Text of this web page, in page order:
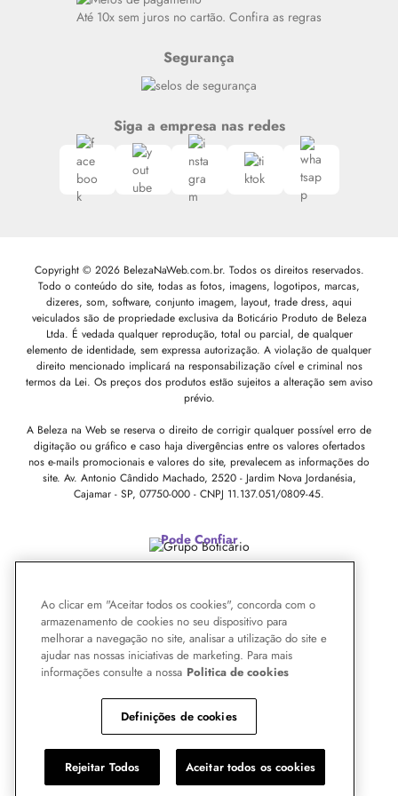
Siga nosso canal no Whatsapp
Até 10x sem juros no cartão. Confira as regras
Segurança
Siga a empresa nas redes
Copyright © 2026 BelezaNaWeb.com.br. Todos os direitos reservados.
Todo o conteúdo do site, todas as fotos, imagens, logotipos, marcas,
dizeres, som, software, conjunto imagem, layout, trade dress, aqui
veiculados são de propriedade exclusiva da Boticário Produto de Beleza
Ltda. É vedada qualquer reprodução, total ou parcial, de qualquer
elemento de identidade, sem expressa autorização. A violação de qualquer
direito mencionado implicará na responsabilização cível e criminal nos
termos da Lei. Os preços dos produtos estão sujeitos a alteração sem aviso
prévio.
A Beleza na Web se reserva o direito de corrigir qualquer possível erro de
digitação ou gráfico e caso haja divergências entre os valores ofertados
nos e-mails promocionais e valores do site, prevalecem as informações do
site. Av. Antonio Cândido Machado, 2520 - Jardim Nova Jordanésia,
Cajamar - SP, 07750-000 - CNPJ 11.137.051/0809-45.
Pode Confiar
Ao clicar em "Aceitar todos os cookies", concorda com o
armazenamento de cookies no seu dispositivo para
melhorar a navegação no site, analisar a utilização do site e
ajudar nas nossas iniciativas de marketing. Para mais
informações consulte a nossa Politica de cookies
Definições de cookies
Rejeitar Todos Aceitar todos os cookies